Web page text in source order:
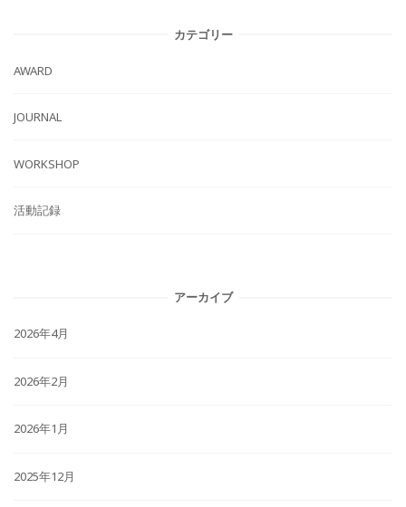
カテゴリー
AWARD
JOURNAL
WORKSHOP
活動記録
アーカイブ
2026年4月
2026年2月
2026年1月
2025年12月